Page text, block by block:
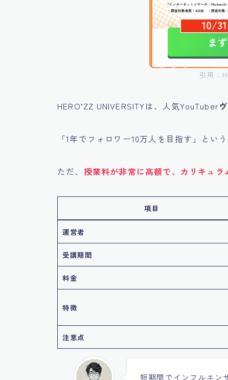
引用：
HERO’ZZ UNIVERSITYは、人気YouTuber
「1年でフォロワー10万人を目指す」とい
ただ、 授業料が非常に高額で、カリキュ
項目
運営者
受講期間
料金
特徴
注意点
短期間でインフルエン